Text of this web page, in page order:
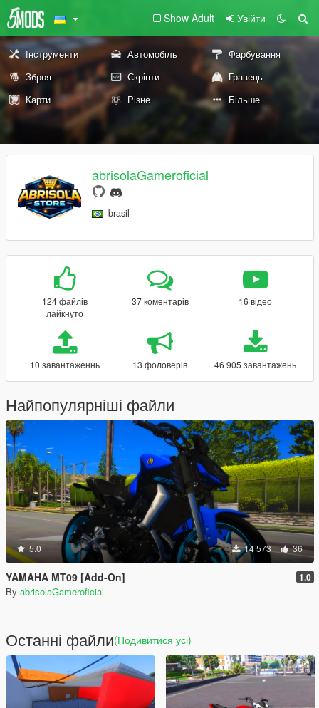
Show Adult Увійти
Інструменти Автомобіль
Фарбування
Зброя
Скріпти
Гравець
Карти
Різне Більше
abrisolaGameroficial
brasil
124 файлів
лайкнуто
37 коментарів 16 відео
10 завантаженнь 13 фоловерів 46 905 завантажень
Найпопулярніші файли
5.0 14 573 36
YAMAHA MT09 [Add-On] 1.0
By abrisolaGameroficial
Останні файли(Подивитися усі)